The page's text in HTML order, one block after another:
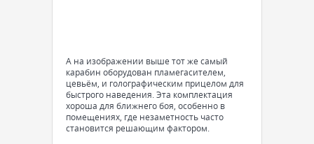
А на изображении выше тот же самый
карабин оборудован пламегасителем,
цевьём, и голографическим прицелом для
быстрого наведения. Эта комплектация
хороша для ближнего боя, особенно в
помещениях, где незаметность часто
становится решающим фактором.